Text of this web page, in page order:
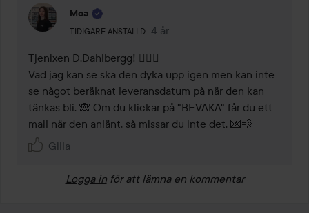
Moa
TIDIGARE ANSTÄLLD
Användarens roll: Tidigare anställd.
4 år
Kommentaren lades 4 år
Tjenixen D.Dahlbergg! 🙋🏼‍♀️
Vad jag kan se ska den dyka upp igen men kan inte
se något beräknat leveransdatum på när den kan
tänkas bli. 🙈 Om du klickar på "BEVAKA" får du ett
mail när den anlänt, så missar du inte det. 💌💨
Gilla
Logga in för att lämna en kommentar